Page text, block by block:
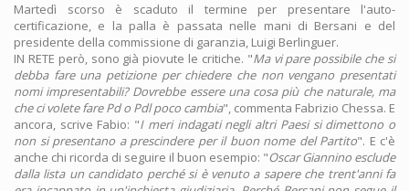
Martedì scorso è scaduto il termine per presentare l'auto-
certificazione, e la palla è passata nelle mani di Bersani e del
presidente della commissione di garanzia, Luigi Berlinguer.
IN RETE però, sono già piovute le critiche. "Ma vi pare possibile che si
debba fare una petizione per chiedere che non vengano presentati
nomi impresentabili? Dovrebbe essere una cosa più che naturale, ma
che ci volete fare Pd o Pdl poco cambia", commenta Fabrizio Chessa. E
ancora, scrive Fabio: "I meri indagati negli altri Paesi si dimettono o
non si presentano a prescindere per il buon nome del Partito". E c'è
anche chi ricorda di seguire il buon esempio: "Oscar Giannino esclude
dalla lista un candidato perché si è venuto a sapere che trent'anni fa